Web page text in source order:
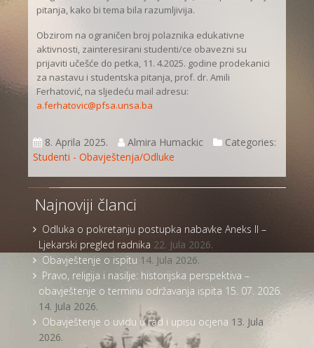
pitanja, kako bi tema bila razumljivija.
Obzirom na ograničen broj polaznika edukativne
aktivnosti, zainteresirani studenti/ce obavezni su
prijaviti učešće do petka, 11. 4.2025. godine prodekanici
za nastavu i studentska pitanja, prof. dr. Amili
Ferhatović, na sljedeću mail adresu:
a.ferhatovic@pfsa.unsa.ba
8. Aprila 2025. Almira Humackic
Categories:
Studenti - Obavještenja/Odluke
Najnoviji članci
Odluka o pokretanju postupka nabavke Aneks II –
Ljekarski pregled radnika 22. Jula 2026.
Obavještenje o ispitu 14. Jula 2026.
Pravo, religija i nasilje: historijska perspektiva –
obavještenje o terminu održavanja ispita 15. 07. 2026.
14. Jula 2026.
Obavještenje o uvidu u rad i upisu ocjena 13. Jula
2026.